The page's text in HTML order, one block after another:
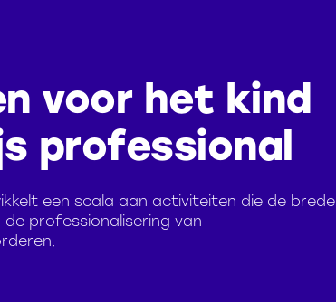
voor het kind
professional
een scala aan activiteiten die de brede
de professionalisering van